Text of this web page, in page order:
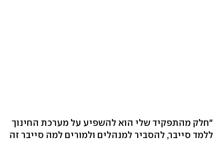
"חלק מהתפקיד שלי הוא להשפיע על מערכת החינוך
ללמד סייבר, להסביר למנהלים ולמורים למה סייבר זה